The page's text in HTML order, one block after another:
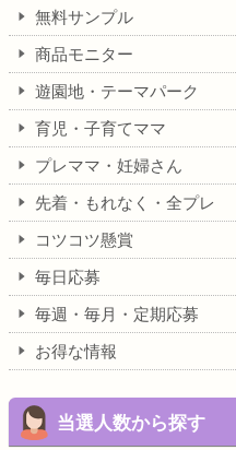
無料サンプル
商品モニター
遊園地・テーマパーク
育児・子育てママ
プレママ・妊婦さん
先着・もれなく・全プレ
コツコツ懸賞
毎日応募
毎週・毎月・定期応募
お得な情報
当選人数から探す